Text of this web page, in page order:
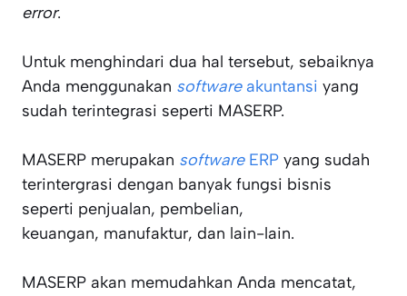
error.
Untuk menghindari dua hal tersebut, sebaiknya
Anda menggunakan softwareakuntansi yang
sudah terintegrasi seperti MASERP.
MASERP merupakan softwareERP yang sudah
terintergrasi dengan banyak fungsi bisnis
seperti penjualan, pembelian,
keuangan, manufaktur, dan lain-lain.
MASERP akan memudahkan Anda mencatat,